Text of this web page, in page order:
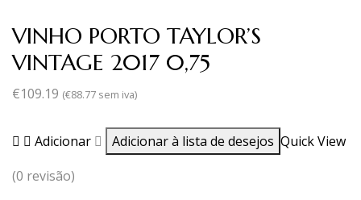
VINHO PORTO TAYLOR’S
VINTAGE 2017 0,75
€109.19 (€88.77 sem iva)
Adicionar Adicionar à lista de desejos Quick View
(0 revisão)